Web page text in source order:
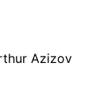
Azizov